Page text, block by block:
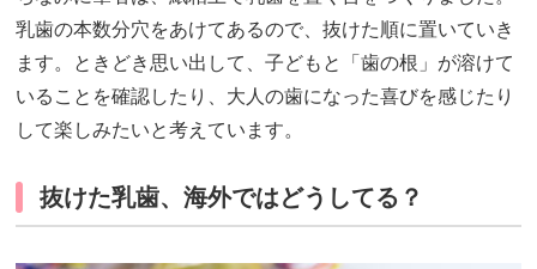
乳歯の本数分穴をあけてあるので、抜けた順に置いていき
ます。ときどき思い出して、子どもと「歯の根」が溶けて
いることを確認したり、大人の歯になった喜びを感じたり
して楽しみたいと考えています。
抜けた乳歯、海外ではどうしてる？